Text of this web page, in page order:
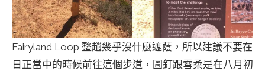
Fairyland Loop 整趟幾乎沒什麼遮蔭，所以建議不要在
日正當中的時候前往這個步道，圖釘跟雪柔是在八月初